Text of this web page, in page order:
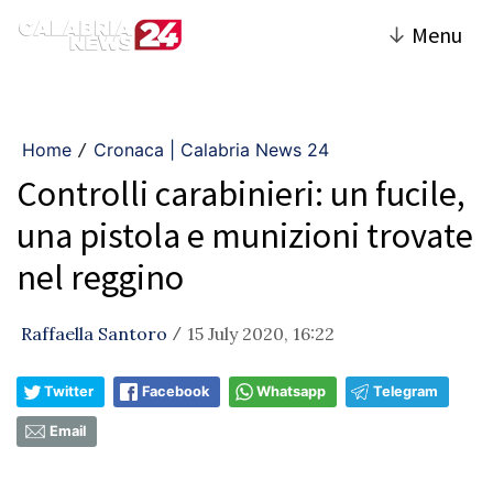
↓ Menu
Home / Cronaca | Calabria News 24
Controlli carabinieri: un fucile,
una pistola e munizioni trovate
nel reggino
Raffaella Santoro / 15 July 2020, 16:22
Twitter Facebook Whatsapp Telegram
Email